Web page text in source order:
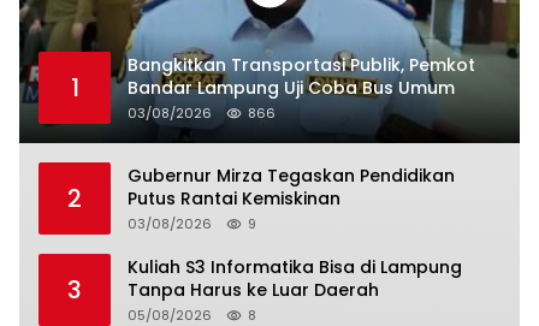
1
Bangkitkan Transportasi Publik, Pemkot
Bandar Lampung Uji Coba Bus Umum
03/08/2026 866
2
Gubernur Mirza Tegaskan Pendidikan
Putus Rantai Kemiskinan
03/08/2026 9
3
Kuliah S3 Informatika Bisa di Lampung
Tanpa Harus ke Luar Daerah
05/08/2026 8